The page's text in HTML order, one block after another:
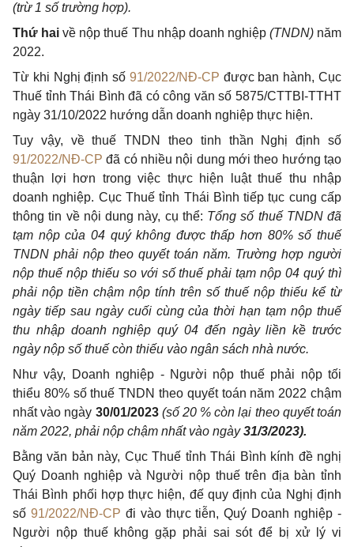
(trừ 1 số trường hợp).
Thứ haivề nộp thuế Thu nhập doanh nghiệp (TNDN)năm
2022.
Từ khi Nghị định số 91/2022/NĐ-CP được ban hành, Cục
Thuế tỉnh Thái Bình đã có công văn số 5875/CTTBI-TTHT
ngày 31/10/2022 hướng dẫn doanh nghiệp thực hiện.
Tuy vậy, về thuế TNDN theo tinh thần Nghị định số
91/2022/NĐ-CP đã có nhiều nội dung mới theo hướng tạo
thuận lợi hơn trong việc thực hiện luật thuế thu nhập
doanh nghiệp. Cục Thuế tỉnh Thái Bình tiếp tục cung cấp
thông tin về nội dung này, cụ thể: Tổng số thuế TNDN đã
tạm nộp của 04 quý không được thấp hơn 80% số thuế
TNDN phải nộp theo quyết toán năm. Trường hợp người
nộp thuế nộp thiếu so với số thuế phải tạm nộp 04 quý thì
phải nộp tiền chậm nộp tính trên số thuế nộp thiếu kể từ
ngày tiếp sau ngày cuối cùng của thời hạn tạm nộp thuế
thu nhập doanh nghiệp quý 04 đến ngày liền kề trước
ngày nộp số thuế còn thiếu vào ngân sách nhà nước.
Như vậy, Doanh nghiệp - Người nộp thuế phải nộp tối
thiểu 80% số thuế TNDN theo quyết toán năm 2022 chậm
nhất vào ngày 30/01/2023 (số 20 % còn lại theo quyết toán
năm 2022, phải nộp chậm nhất vào ngày31/3/2023).
Bằng văn bản này, Cục Thuế tỉnh Thái Bình kính đề nghị
Quý Doanh nghiệp và Người nộp thuế trên địa bàn tỉnh
Thái Bình phối hợp thực hiện, đế quy định của Nghị định
số 91/2022/NĐ-CP đi vào thực tiễn, Quý Doanh nghiệp -
Người nộp thuế không gặp phải sai sót để bị xử lý vi